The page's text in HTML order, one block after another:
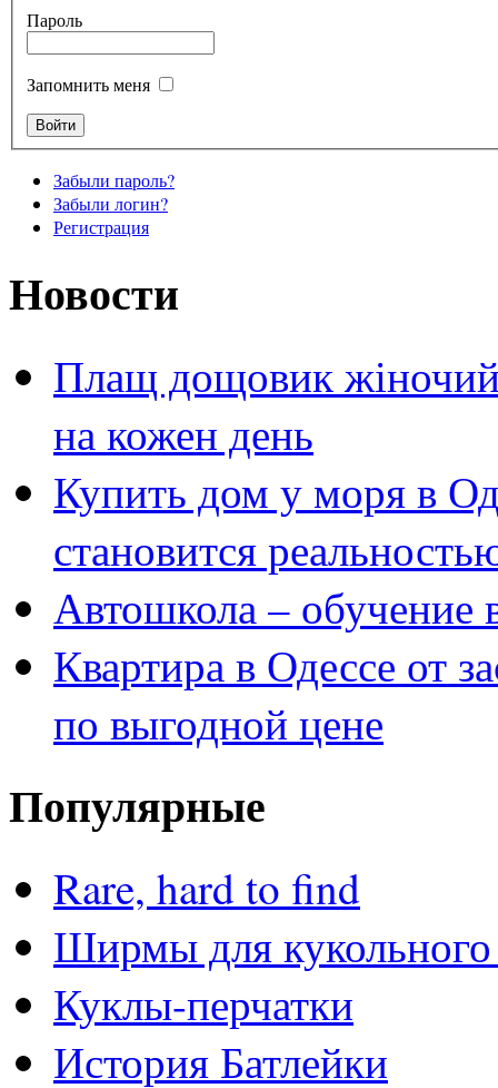
Пароль
Запомнить меня
Забыли пароль?
Забыли логин?
Регистрация
Новости
Плащ дощовик
на кожен день
Купить дом у моря в
становится
Автошкола – обучение
Квартира в Одессе от
по выгодной цене
Популярные
Rare, hard to find
Ширмы для кукольного
Куклы-перчатки
История Батлейки